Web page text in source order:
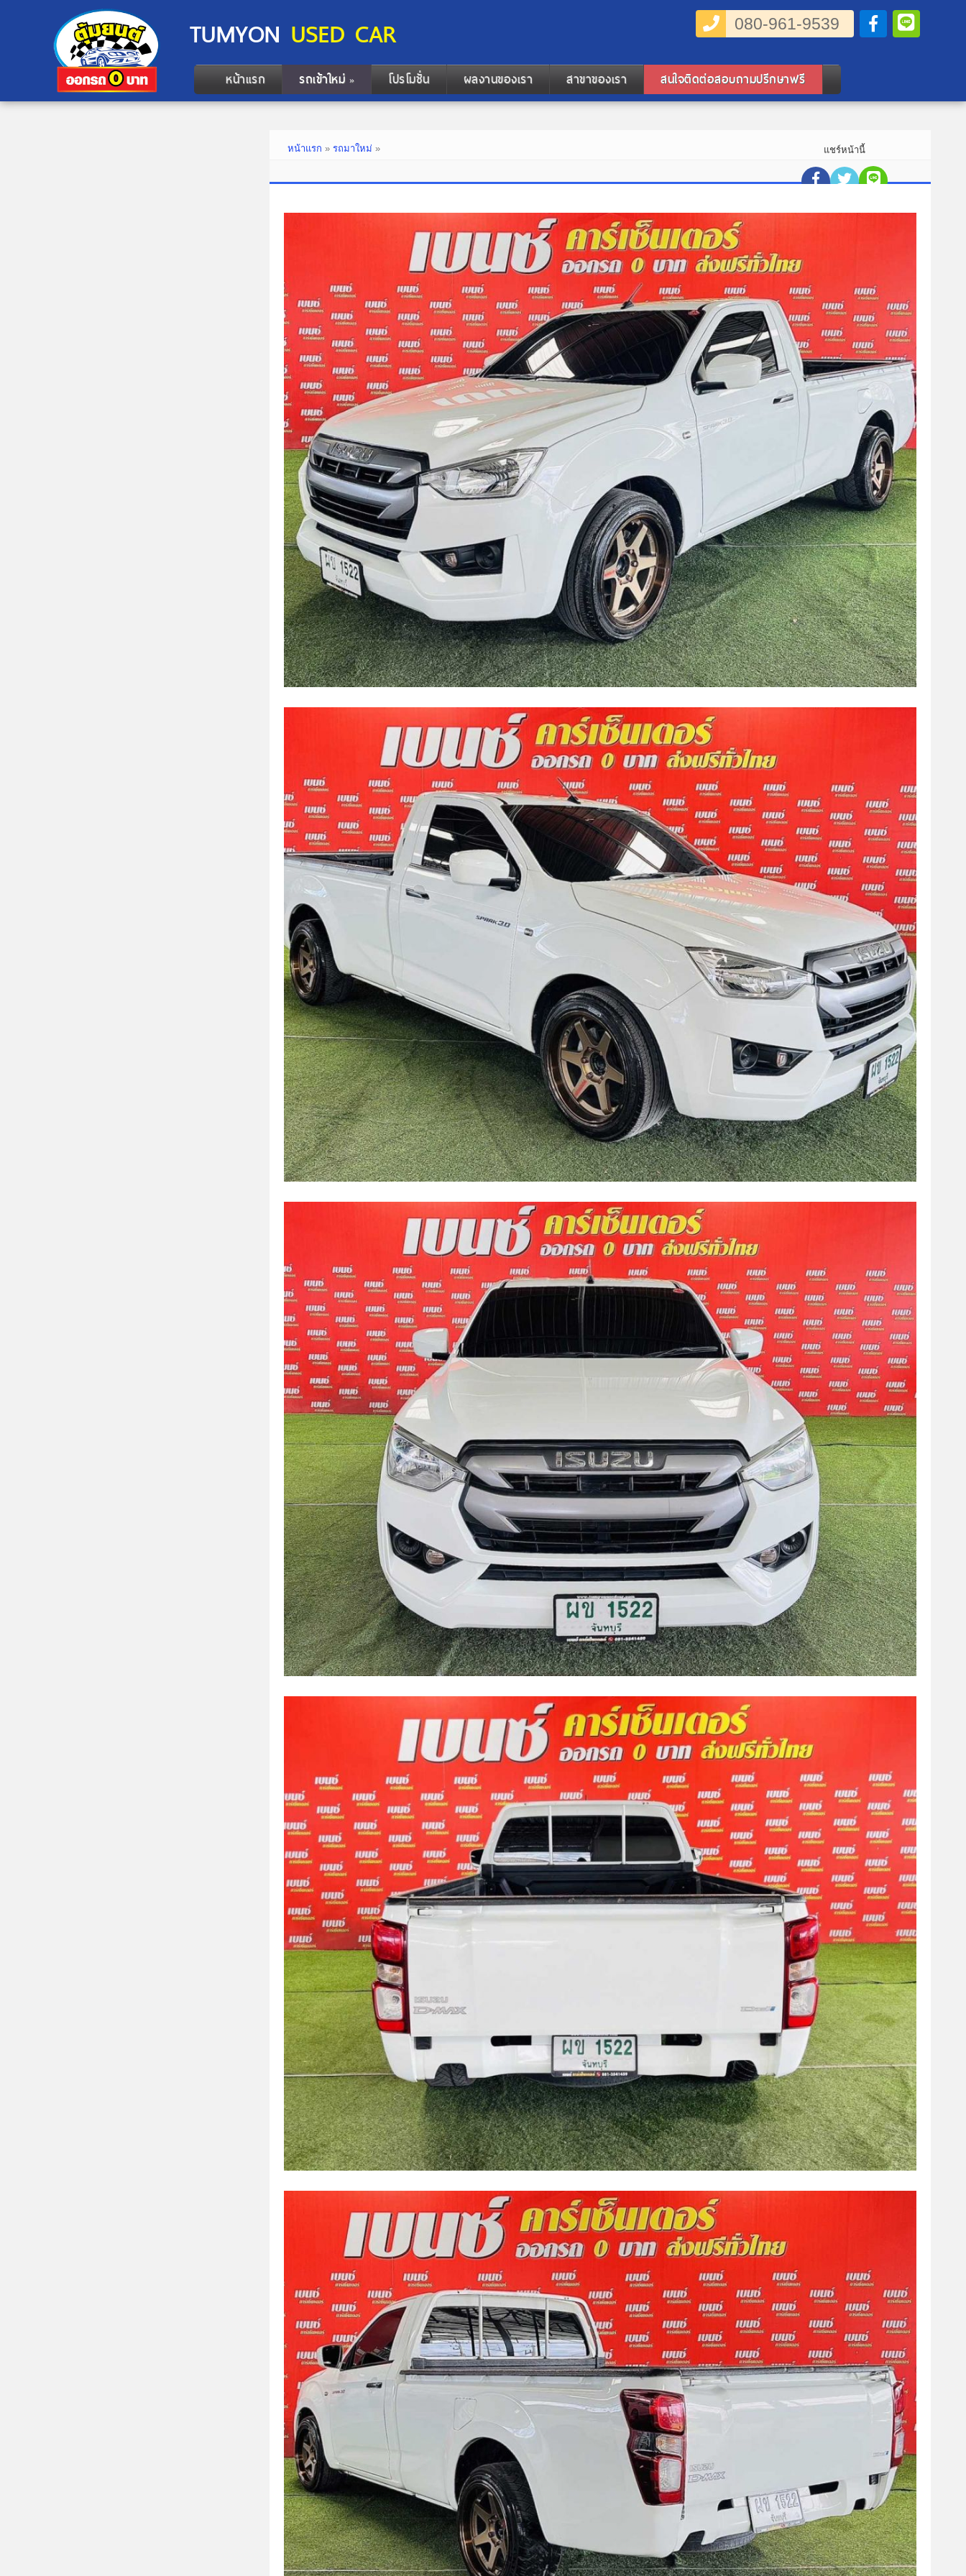
TUMYON USED CAR 080-961-9539
หน้าแรก รถเข้าใหม่» โปรโมชั่น ผลงานของเรา สาขาของเรา สนใจติดต่อสอบถามปรีกษาฟรี
หน้าแรก »รถมาใหม่ » แชร์หน้านี้